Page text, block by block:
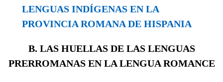
LENGUAS IN­DÍGENAS EN LA
PROVINCIA ROMANA DE HISPANIA
B. LAS HUELLAS DE LAS LENGUAS
PRERROMANAS EN LA LENGUA ROMANCE